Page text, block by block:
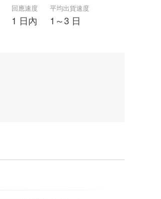
回應速度
1 日內
平均出貨速度
1～3 日